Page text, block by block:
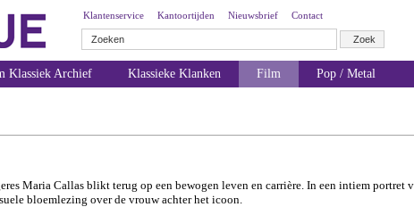
Klantenservice Kantoortijden Nieuwsbrief Contact
Klassiek Archief Klassieke Klanken Film Pop / Metal
Maria Callas blikt terug op een bewogen leven en carrière. In een intiem portret
bloemlezing over de vrouw achter het icoon.